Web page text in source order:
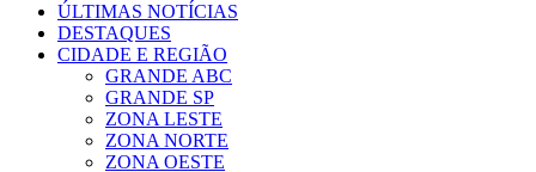
ÚLTIMAS NOTÍCIAS
DESTAQUES
CIDADE E REGIÃO
GRANDE ABC
GRANDE SP
ZONA LESTE
ZONA NORTE
ZONA OESTE